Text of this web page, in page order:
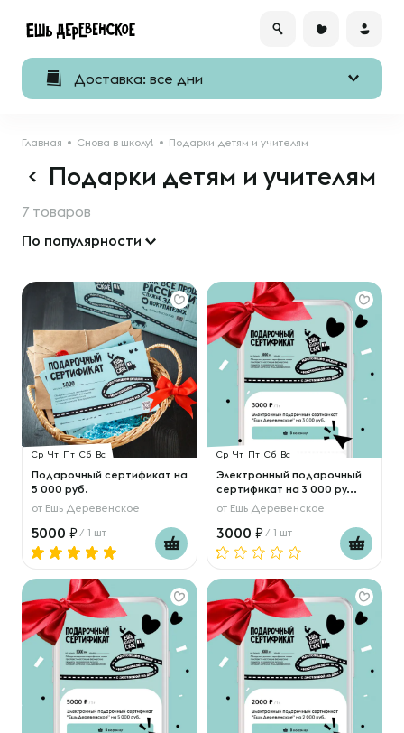
Доставка: все дни
Главная Снова в школу! Подарки детям и учителям
Подарки детям и учителям
7 товаров
По популярности
Ср Чт Пт Сб Вс
Подарочный сертификат на
5 000 руб.
от Ешь Деревенское
5000 / 1 шт
Ср Чт Пт Сб Вс
Электронный подарочный
сертификат на 3 000 ру...
от Ешь Деревенское
3000 / 1 шт